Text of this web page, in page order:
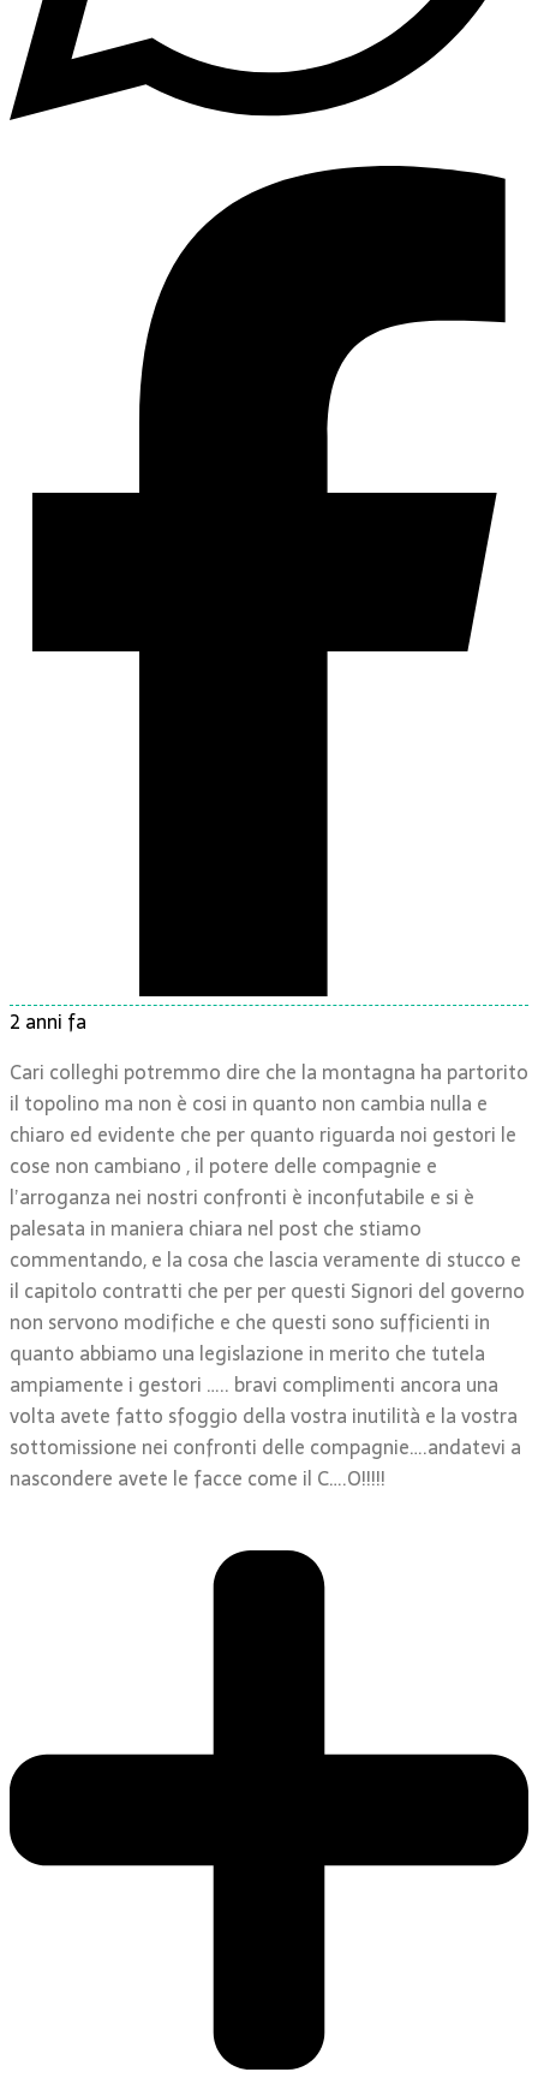
2 anni fa
Cari colleghi potremmo dire che la montagna ha partorito
il topolino ma non è cosi in quanto non cambia nulla e
chiaro ed evidente che per quanto riguarda noi gestori le
cose non cambiano , il potere delle compagnie e
l’arroganza nei nostri confronti è inconfutabile e si è
palesata in maniera chiara nel post che stiamo
commentando, e la cosa che lascia veramente di stucco e
il capitolo contratti che per per questi Signori del governo
non servono modifiche e che questi sono sufficienti in
quanto abbiamo una legislazione in merito che tutela
ampiamente i gestori ….. bravi complimenti ancora una
volta avete fatto sfoggio della vostra inutilità e la vostra
sottomissione nei confronti delle compagnie….andatevi a
nascondere avete le facce come il C….O!!!!!